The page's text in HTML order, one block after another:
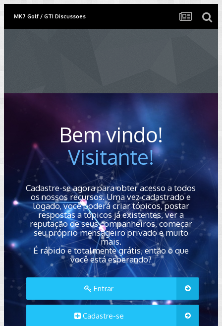
MK7 Golf / GTI Discussoes
Bem vindo!
Visitante!
Cadastre-se agora para obter acesso a todos
os nossos recursos. Uma vez cadastrado e
logado, você poderá criar tópicos, postar
respostas a tópicos já existentes, ver a
reputação de seus companheiros, começar
seu próprio mensageiro privado e muito
mais.
É rápido e totalmente grátis, então o que
você está esperando?
Entrar
Cadastre-se